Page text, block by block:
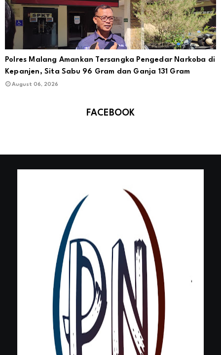
Polres Malang Amankan Tersangka Pengedar Narkoba di
Kepanjen, Sita Sabu 96 Gram dan Ganja 131 Gram
August 06, 2026
FACEBOOK